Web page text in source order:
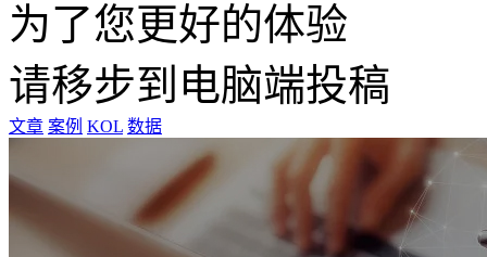
为了您更好的体验
请移步到电脑端投稿
文章 案例 KOL 数据